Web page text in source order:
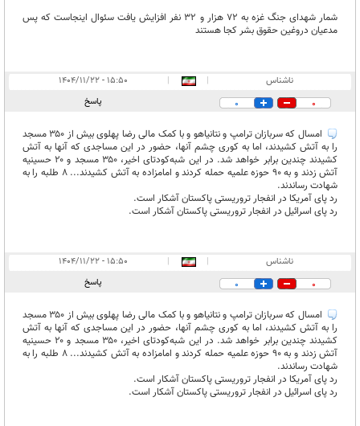
شمار شهدای جنگ غزه به ۷۲ هزار و ۳۲ نفر افزایش یافت سئوال اینجاست که پس
مدعیان دروغین حقوق بشر کجا هستند
ناشناس |
|
۱۵:۵۰ - ۱۴۰۴/۱۱/۲۲
0
0 پاسخ
امسال که سربازان ترامپ و نتانیاهو و با کمک مالی رضا پهلوی بیش از ۳۵۰ مسجد
را به آتش کشیدند، اما به کوری چشم آنها، حضور در این مساجدی که آنها به آتش
کشیدند چندین برابر خواهد شد. در این شبه‌کودتای اخیر، ۳۵۰ مسجد و ۲۰ حسینیه
آتش زدند و به ۹۰ حوزه علمیه حمله کردند و امامزاده به آتش کشیدند... ۸ طلبه را به
شهادت رساندند.
رد پای آمریکا در انفجار تروریستی پاکستان آشکار است.
رد پای اسرائیل در انفجار تروریستی پاکستان آشکار است.
ناشناس |
|
۱۵:۵۰ - ۱۴۰۴/۱۱/۲۲
0
0 پاسخ
امسال که سربازان ترامپ و نتانیاهو و با کمک مالی رضا پهلوی بیش از ۳۵۰ مسجد
را به آتش کشیدند، اما به کوری چشم آنها، حضور در این مساجدی که آنها به آتش
کشیدند چندین برابر خواهد شد. در این شبه‌کودتای اخیر، ۳۵۰ مسجد و ۲۰ حسینیه
آتش زدند و به ۹۰ حوزه علمیه حمله کردند و امامزاده به آتش کشیدند... ۸ طلبه را به
شهادت رساندند.
رد پای آمریکا در انفجار تروریستی پاکستان آشکار است.
رد پای اسرائیل در انفجار تروریستی پاکستان آشکار است.